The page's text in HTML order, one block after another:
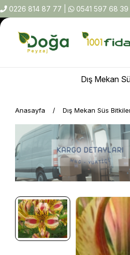
0226 814 87 77 0541 597 68 39
Dış Mekan
Anasayfa Dış Mekan Süs